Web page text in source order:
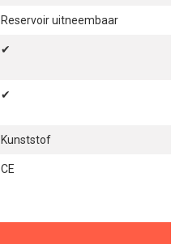
Reservoir uitneembaar
✔
✔
Kunststof
CE